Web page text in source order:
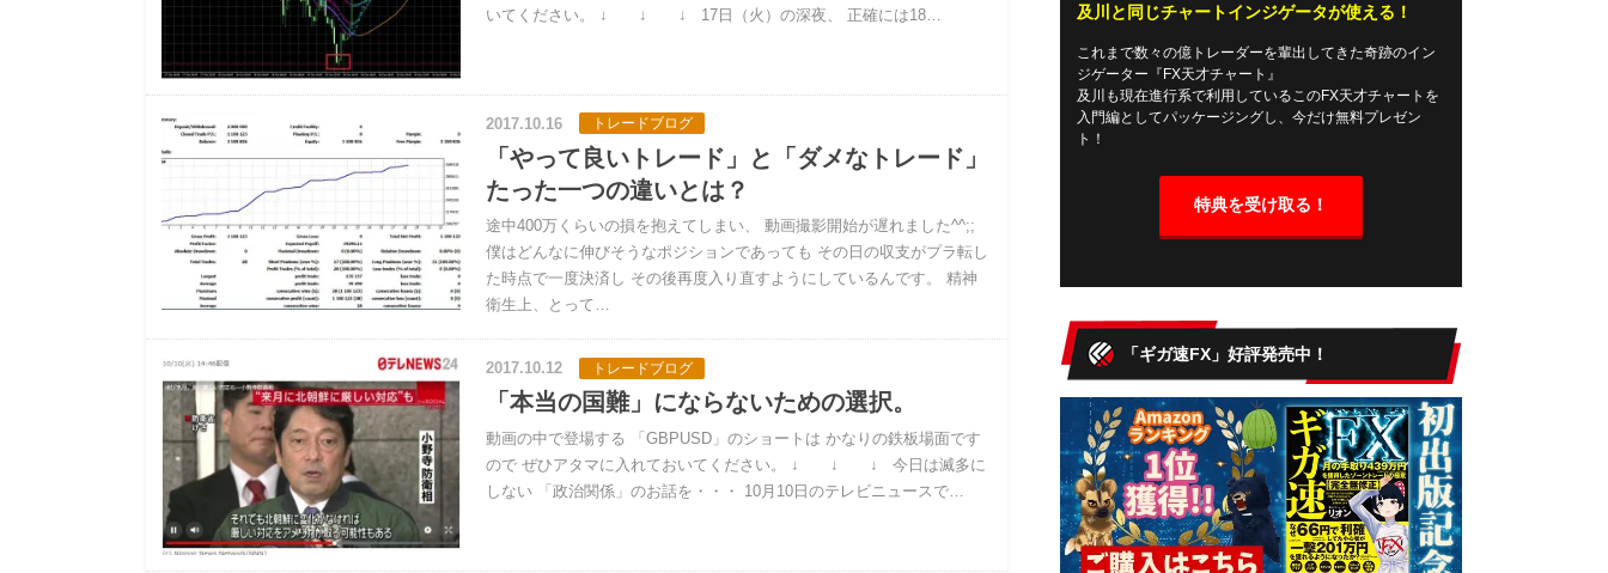
いてください。 ↓ ↓ ↓ 17日（火）の深夜、 正確には18…
2017.10.16 トレードブログ
「やって良いトレード」と「ダメなトレード」
たった一つの違いとは？
途中400万くらいの損を抱えてしまい、 動画撮影開始が遅れました^^;;
僕はどんなに伸びそうなポジションであっても その日の収支がプラ転し
た時点で一度決済し その後再度入り直すようにしているんです。 精神
衛生上、とって…
2017.10.12 トレードブログ
「本当の国難」にならないための選択。
動画の中で登場する 「GBPUSD」のショートは かなりの鉄板場面です
ので ぜひアタマに入れておいてください。 ↓ ↓ ↓ 今日は滅多に
しない 「政治関係」のお話を・・・ 10月10日のテレビニュースで…
及川と同じチャートインジゲータが使える！
これまで数々の億トレーダーを輩出してきた奇跡のイン
ジゲーター『FX天才チャート』
及川も現在進行系で利用しているこのFX天才チャートを
入門編としてパッケージングし、今だけ無料プレゼン
ト！
特典を受け取る！
「ギガ速FX」好評発売中！